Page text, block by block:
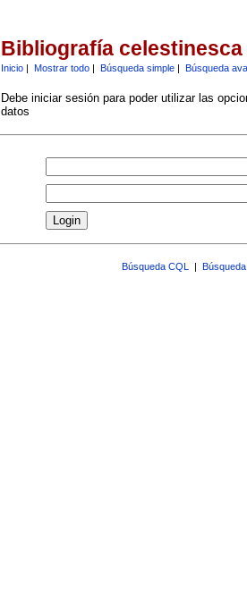
Bibliografía celestinesca
Inicio| Mostrar todo| Búsqueda simple| Búsqueda
Debe iniciar sesión para poder utilizar las
datos
Búsqueda CQL |